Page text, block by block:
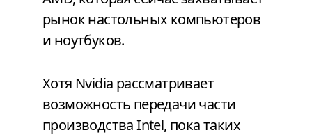
рынок настольных компьютеров
и ноутбуков.
Хотя Nvidia рассматривает
возможность передачи части
производства Intel, пока таких